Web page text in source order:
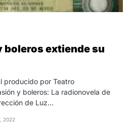
boleros extiende su
producido por Teatro
y boleros: La radionovela de
de Luz…
2022